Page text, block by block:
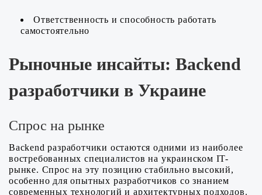
Ответственность и способность работать
самостоятельно
Рыночные инсайты: Backend
разработчики в Украине
Спрос на рынке
Backend разработчики остаются одними из наиболее
востребованных специалистов на украинском IT-
рынке. Спрос на эту позицию стабильно высокий,
особенно для опытных разработчиков со знанием
современных технологий и архитектурных подходов.